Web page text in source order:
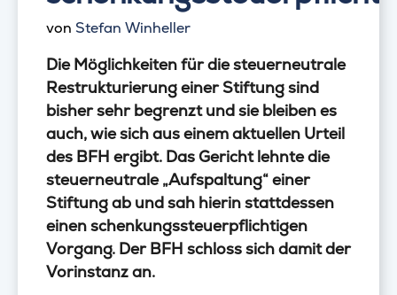
von Stefan Winheller
Die Möglichkeiten für die steuerneutrale
Restrukturierung einer Stiftung sind
bisher sehr begrenzt und sie bleiben es
auch, wie sich aus einem aktuellen Urteil
des BFH ergibt. Das Gericht lehnte die
steuerneutrale „Aufspaltung“ einer
Stiftung ab und sah hierin stattdessen
einen schenkungssteuerpflichtigen
Vorgang. Der BFH schloss sich damit der
Vorinstanz an.